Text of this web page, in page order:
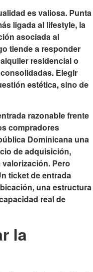
es valiosa. Punta
ligada al lifestyle, la
asociada al
tiende a responder
residencial o
Elegir
estética, sino de
razonable frente
compradores
Dominicana una
de adquisición,
Pero
ticket de entrada
una estructura
real de
la